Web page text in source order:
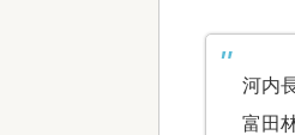
河内
富田